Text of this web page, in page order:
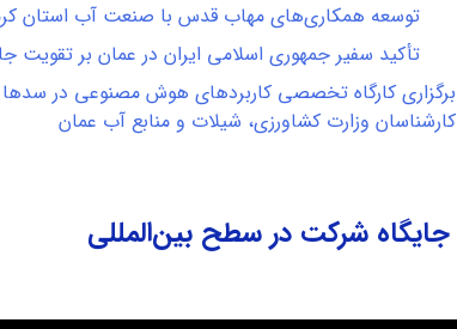
توسعه همکاری‌های مهاب قدس با صنعت آب استان
تأکید سفیر جمهوری اسلامی ایران در عمان بر تقویت
برگزاری کارگاه تخصصی کاربردهای هوش مصنوعی در
کارشناسان وزارت کشاورزی، شیلات و منابع آب عمان
جایگاه شرکت در سطح بین‌المللی